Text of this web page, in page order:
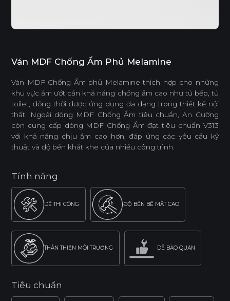
Ván MDF Chống Ẩm Phủ Melamine
Ván MDF Chống Ẩm phủ Melamine thích hợp cho những
khu vực ẩm ướt cần khả năng chống ẩm cao như tủ bếp, tủ
toilet, đồng thời được ứng dụng đa dạng trong thiết kế nội
thất. Ngoài dòng MDF Chống Ẩm tiêu chuẩn, An Cường
còn cung cấp dòng MDF Chống Ẩm đạt tiêu chuẩn V313
với khả năng chịu ẩm cao hơn, đáp ứng các yêu cầu kỹ
thuật và độ bền khắt khe của nhiều công trình.
Tính năng
DỄ THI CÔNG ĐỘ BỀN BỀ MẶT CAO
THÂN THIỆN MÔI TRƯỜNG DỄ BẢO QUẢN
Tiêu chuẩn